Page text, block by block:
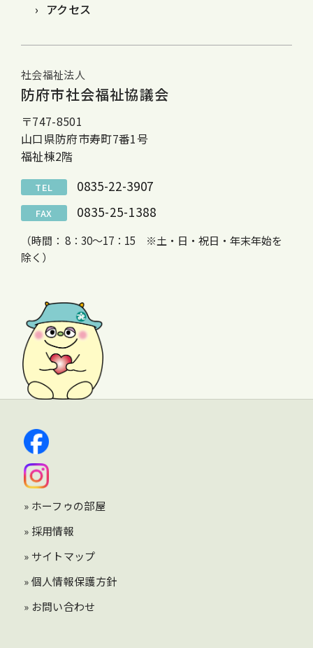
アクセス
社会福祉法人
防府市社会福祉協議会
〒747-8501
山口県防府市寿町7番1号
福祉棟2階
TEL 0835-22-3907
FAX 0835-25-1388
（時間： 8：30～17：15 ※土・日・祝日・年末年始を
除く）
» ホーフゥの部屋
» 採用情報
» サイトマップ
» 個人情報保護方針
» お問い合わせ